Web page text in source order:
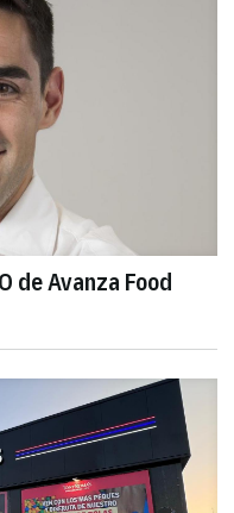
de Avanza Food